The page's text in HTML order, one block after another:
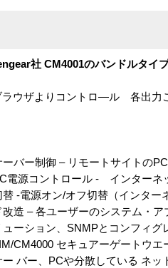
社 CM4001のバンドルタイ
ラウザよりコントロ―ル 各出力
ーバー制御 – リモートサイトの
電源コントロール - インター
替 -電源オン/オフ切替（インタ
改造 – 各ユーザーのシステム・
ューション、SNMPとコンフィ
CM4000 セキュアーゲートウ
ー バー、PCや分散している ネ